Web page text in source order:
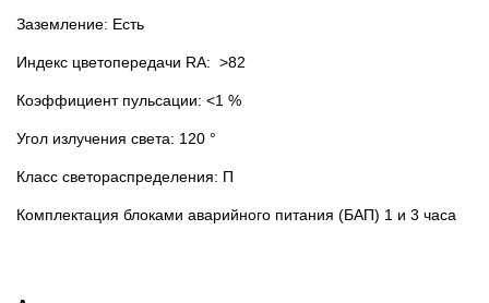
Заземление: Есть
Индекс цветопередачи RA: >82
Коэффициент пульсации: <1 %
Угол излучения света: 120 °
Класс светораспределения: П
Комплектация блоками аварийного питания (БАП) 1 и 3 часа